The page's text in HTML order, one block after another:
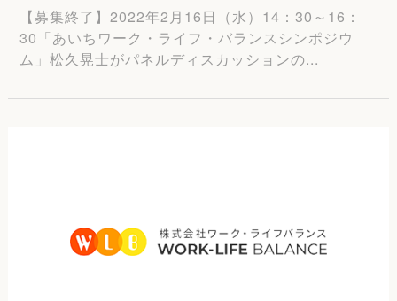
【募集終了】2022年2月16日（水）14：30～16：
30「あいちワーク・ライフ・バランスシンポジウ
ム」松久晃士がパネルディスカッションの...